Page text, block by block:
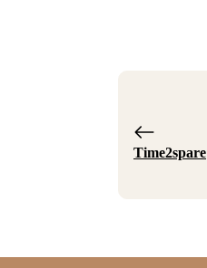
Time2spare